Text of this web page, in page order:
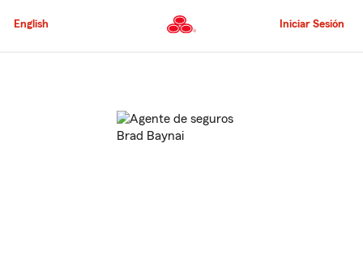
al
principal
English Iniciar Sesión